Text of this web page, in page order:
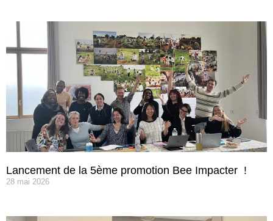
Lancement de la 5ème promotion Bee Impacter !
28 mai 2026